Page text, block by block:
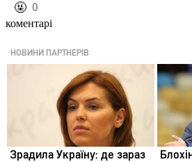
️🤬 0
коментарі